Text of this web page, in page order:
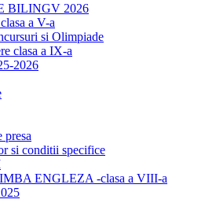
BILINGV 2026
a V-a
si Olimpiade
clasa a IX-a
2026
presa
si conditii specifice
ENGLEZA -clasa a VIII-a